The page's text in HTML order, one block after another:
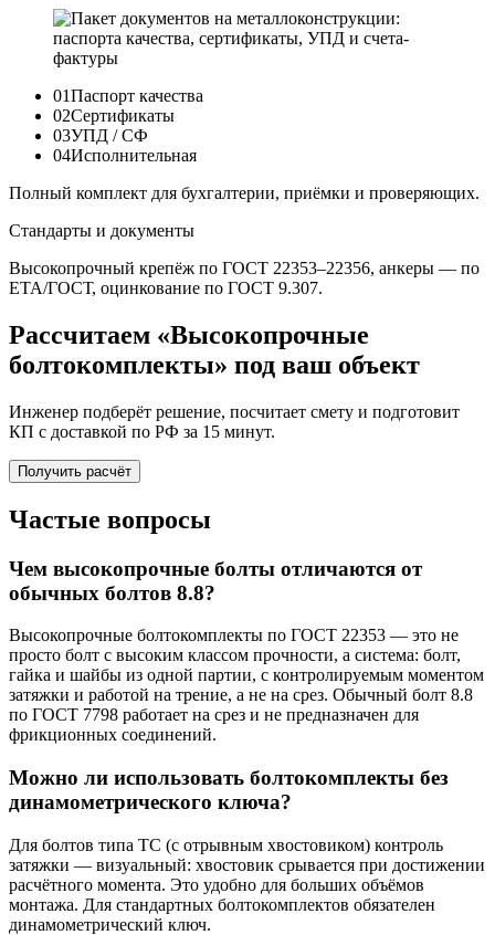
01Паспорт качества
02Сертификаты
03УПД / СФ
04Исполнительная
Полный комплект для бухгалтерии, приёмки и проверяющих.
Стандарты и документы
Высокопрочный крепёж по ГОСТ 22353–22356, анкеры — по
ETA/ГОСТ, оцинкование по ГОСТ 9.307.
Рассчитаем «Высокопрочные
болтокомплекты» под ваш объект
Инженер подберёт решение, посчитает смету и подготовит
КП с доставкой по РФ за 15 минут.
Получить расчёт
Частые вопросы
Чем высокопрочные болты отличаются от
обычных болтов 8.8?
Высокопрочные болтокомплекты по ГОСТ 22353 — это не
просто болт с высоким классом прочности, а система: болт,
гайка и шайбы из одной партии, с контролируемым моментом
затяжки и работой на трение, а не на срез. Обычный болт 8.8
по ГОСТ 7798 работает на срез и не предназначен для
фрикционных соединений.
Можно ли использовать болтокомплекты без
динамометрического ключа?
Для болтов типа TC (с отрывным хвостовиком) контроль
затяжки — визуальный: хвостовик срывается при достижении
расчётного момента. Это удобно для больших объёмов
монтажа. Для стандартных болтокомплектов обязателен
динамометрический ключ.